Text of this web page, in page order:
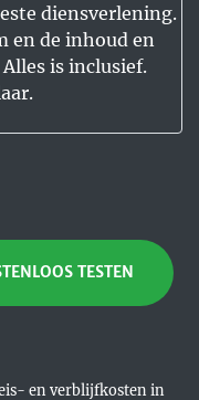
diensverlening.
en de inhoud en
is inclusief.
TESTEN
en verblijfkosten in